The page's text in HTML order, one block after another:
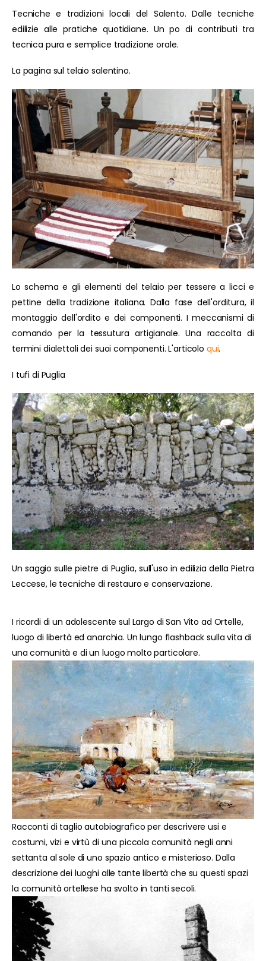
Tecniche e tradizioni locali del Salento. Dalle tecniche
edilizie alle pratiche quotidiane. Un po di contributi tra
tecnica pura e semplice tradizione orale.
La pagina sul telaio salentino.
Lo schema e gli elementi del telaio per tessere a licci e
pettine della tradizione italiana. Dalla fase dell'orditura, il
montaggio dell'ordito e dei componenti. I meccanismi di
comando per la tessutura artigianale. Una raccolta di
termini dialettali dei suoi componenti. L'articolo qui.
I tufi di Puglia
Un saggio sulle pietre di Puglia, sull'uso in edilizia della Pietra
Leccese, le tecniche di restauro e conservazione.
I ricordi di un adolescente sul Largo di San Vito ad Ortelle,
luogo di libertà ed anarchia. Un lungo flashback sulla vita di
una comunità e di un luogo molto particolare.
Racconti di taglio autobiografico per descrivere usi e
costumi, vizi e virtù di una piccola comunità negli anni
settanta al sole di uno spazio antico e misterioso. Dalla
descrizione dei luoghi alle tante libertà che su questi spazi
la comunità ortellese ha svolto in tanti secoli.